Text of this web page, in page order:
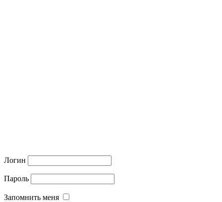
Логин
Пароль
Запомнить меня